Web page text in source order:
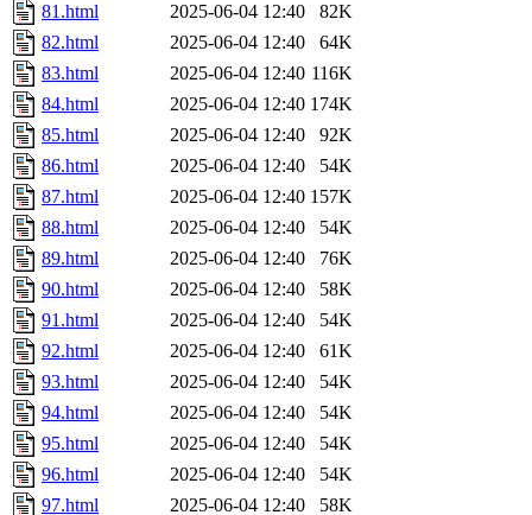
81.html
2025-06-04 12:40
82K
82.html
2025-06-04 12:40
64K
83.html
2025-06-04 12:40 116K
84.html
2025-06-04 12:40 174K
85.html
2025-06-04 12:40
92K
86.html
2025-06-04 12:40
54K
87.html
2025-06-04 12:40 157K
88.html
2025-06-04 12:40
54K
89.html
2025-06-04 12:40
76K
90.html
2025-06-04 12:40
58K
91.html
2025-06-04 12:40
54K
92.html
2025-06-04 12:40
61K
93.html
2025-06-04 12:40
54K
94.html
2025-06-04 12:40
54K
95.html
2025-06-04 12:40
54K
96.html
2025-06-04 12:40
54K
97.html
2025-06-04 12:40
58K